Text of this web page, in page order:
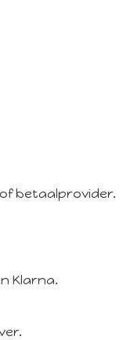
betaalprovider.
Klarna.